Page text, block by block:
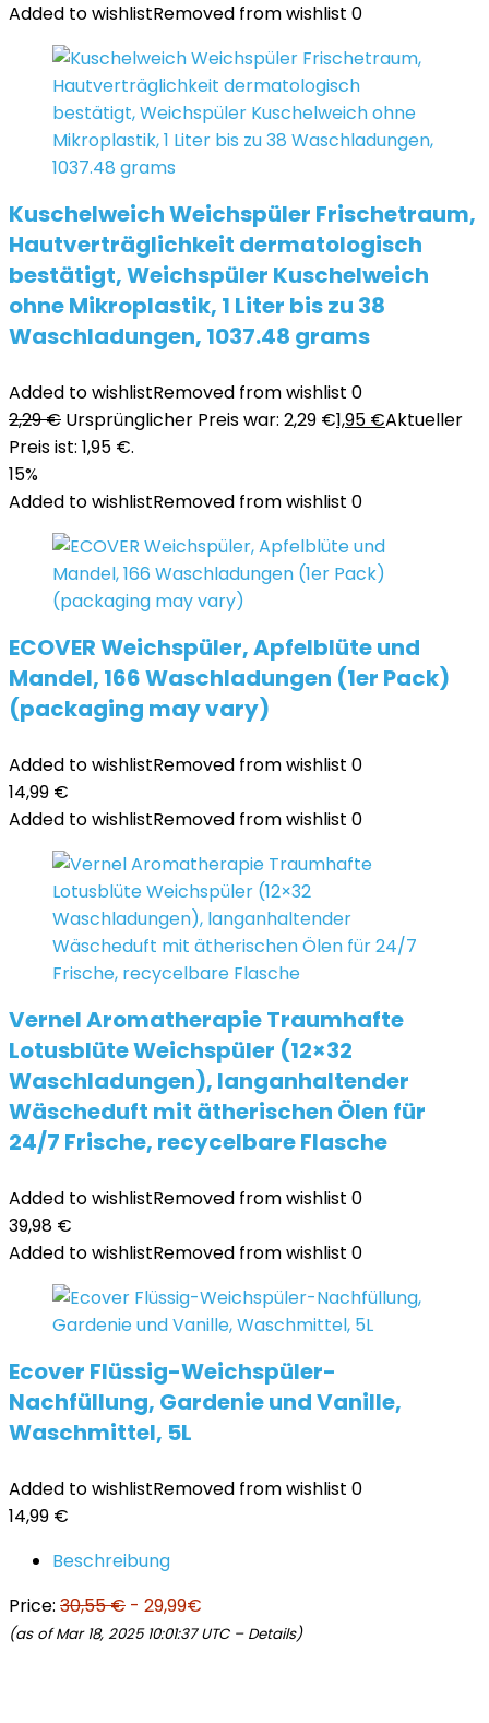
Added to wishlistRemoved from wishlist 0
Kuschelweich Weichspüler Frischetraum,
Hautverträglichkeit dermatologisch
bestätigt, Weichspüler Kuschelweich
ohne Mikroplastik, 1 Liter bis zu 38
Waschladungen, 1037.48 grams
Added to wishlistRemoved from wishlist 0
2,29€ Ursprünglicher Preis war: 2,29 €1,95 €Aktueller
Preis ist: 1,95 €.
15%
Added to wishlistRemoved from wishlist 0
ECOVER Weichspüler, Apfelblüte und
Mandel, 166 Waschladungen (1er Pack)
(packaging may vary)
Added to wishlistRemoved from wishlist 0
14,99 €
Added to wishlistRemoved from wishlist 0
Vernel Aromatherapie Traumhafte
Lotusblüte Weichspüler (12×32
Waschladungen), langanhaltender
Wäscheduft mit ätherischen Ölen für
24/7 Frische, recycelbare Flasche
Added to wishlistRemoved from wishlist 0
39,98 €
Added to wishlistRemoved from wishlist 0
Ecover Flüssig-Weichspüler-
Nachfüllung, Gardenie und Vanille,
Waschmittel, 5L
Added to wishlistRemoved from wishlist 0
14,99 €
Beschreibung
Price: 30,55 € - 29,99€
(as of Mar 18, 2025 10:01:37 UTC – Details)